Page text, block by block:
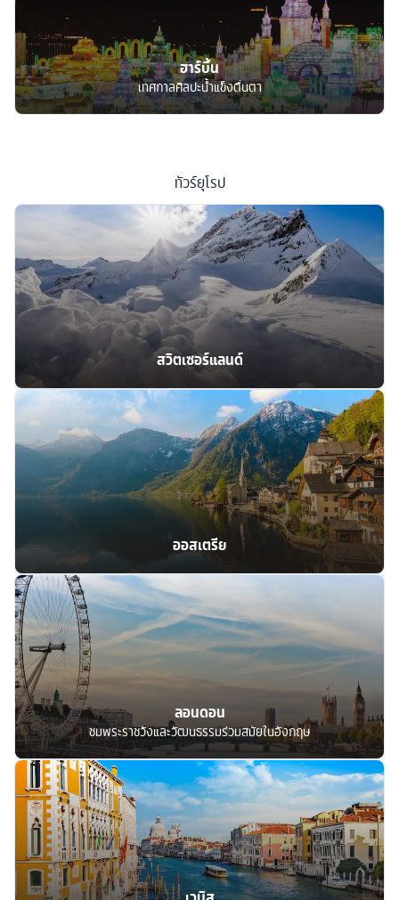
ฮาร์บิ้น
เทศกาลศิลปะน้ำแข็งตื่นตา
ทัวร์ยุโรป
สวิตเซอร์แลนด์
ออสเตรีย
ลอนดอน
ชมพระราชวังและวัฒนธรรมร่วมสมัยในอังกฤษ